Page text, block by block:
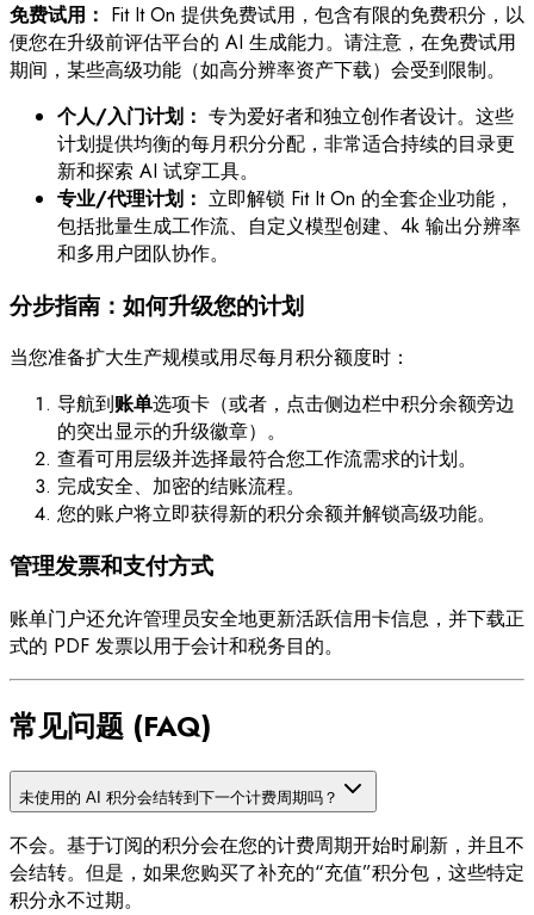
免费试用： Fit It On 提供免费试用，包含有限的免费积分，以
便您在升级前评估平台的 AI 生成能力。请注意，在免费试用
期间，某些高级功能（如高分辨率资产下载）会受到限制。
个人/入门计划： 专为爱好者和独立创作者设计。这些
计划提供均衡的每月积分分配，非常适合持续的目录更
新和探索 AI 试穿工具。
专业/代理计划： 立即解锁 Fit It On 的全套企业功能，
包括批量生成工作流、自定义模型创建、4k 输出分辨率
和多用户团队协作。
分步指南：如何升级您的计划
当您准备扩大生产规模或用尽每月积分额度时：
导航到账单选项卡（或者，点击侧边栏中积分余额旁边
的突出显示的升级徽章）。
查看可用层级并选择最符合您工作流需求的计划。
完成安全、加密的结账流程。
您的账户将立即获得新的积分余额并解锁高级功能。
管理发票和支付方式
账单门户还允许管理员安全地更新活跃信用卡信息，并下载正
式的 PDF 发票以用于会计和税务目的。
常见问题 (FAQ)
未使用的 AI 积分会结转到下一个计费周期吗？
不会。基于订阅的积分会在您的计费周期开始时刷新，并且不
会结转。但是，如果您购买了补充的“充值”积分包，这些特定
积分永不过期。